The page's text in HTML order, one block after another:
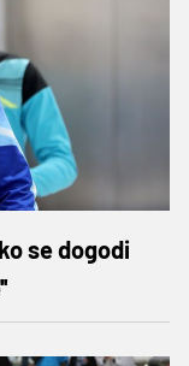
se dogodi